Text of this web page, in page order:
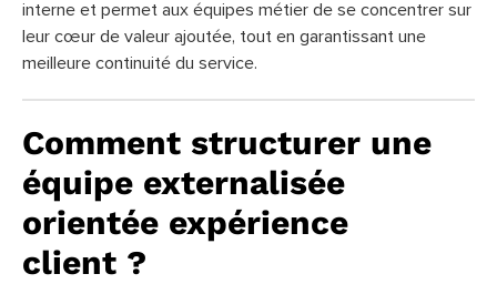
interne et permet aux équipes métier de se concentrer sur
leur cœur de valeur ajoutée, tout en garantissant une
meilleure continuité du service.
Comment structurer une
équipe externalisée
orientée expérience
client ?